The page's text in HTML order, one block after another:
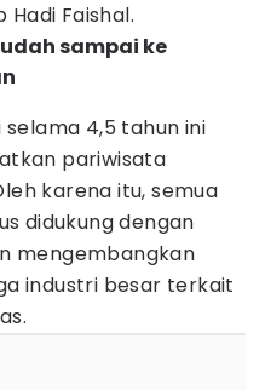
Faishal.
sampai ke
4,5 tahun ini
pariwisata
karena itu, semua
didukung dengan
mengembangkan
industri besar terkait